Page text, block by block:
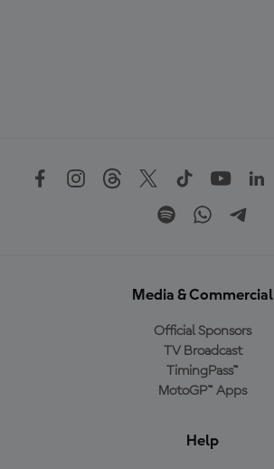
Media & Commercial
Official Sponsors
TV Broadcast
TimingPass™
MotoGP™ Apps
Help